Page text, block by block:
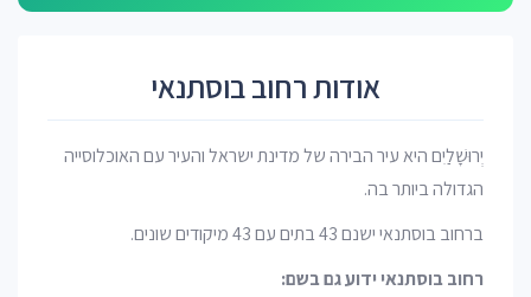
אודות רחוב בוסתנאי
יְרוּשָׁלַיִם היא עיר הבירה של מדינת ישראל והעיר עם האוכלוסייה
הגדולה ביותר בה.
ברחוב בוסתנאי ישנם 43 בתים עם 43 מיקודים שונים.
רחוב בוסתנאי ידוע גם בשם: